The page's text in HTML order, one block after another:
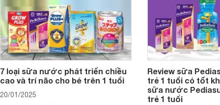
7 loại sữa nước phát triển chiều
cao và trí não cho bé trên 1 tuổi
20/01/2025
Review sữa
trẻ 1 tuổi có tốt
sữa nước
trẻ 1 tuổi